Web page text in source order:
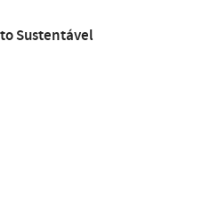
Sustentável